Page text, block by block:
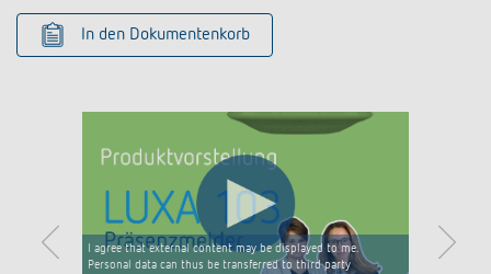
In den Dokumentenkorb
I agree that external content may be displayed to me.
Personal data can thus be transferred to third party